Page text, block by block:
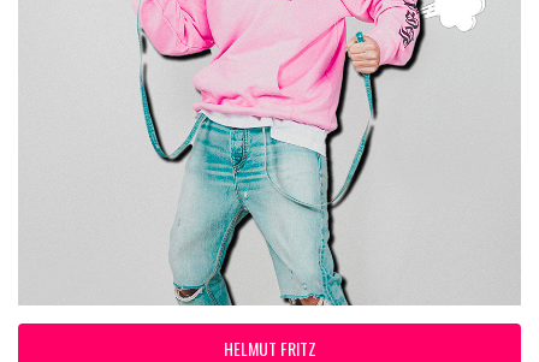
HELMUT FRITZ